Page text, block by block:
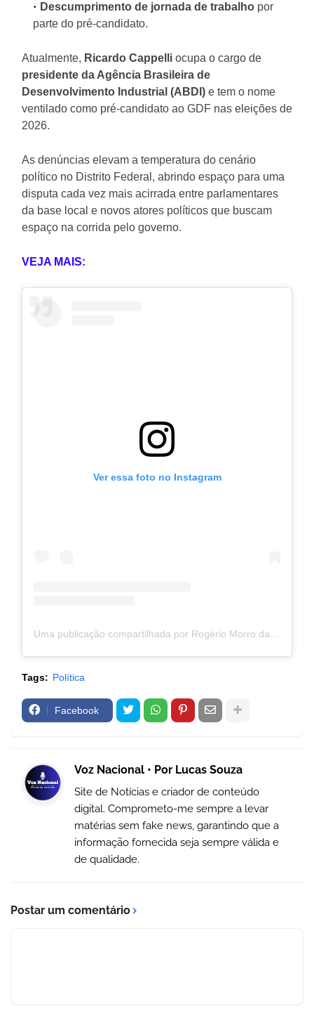
Descumprimento de jornada de trabalho por
parte do pré-candidato.
Atualmente, Ricardo Cappelli ocupa o cargo de
presidente da Agência Brasileira de
Desenvolvimento Industrial (ABDI) e tem o nome
ventilado como pré-candidato ao GDF nas eleições de
2026.
As denúncias elevam a temperatura do cenário
político no Distrito Federal, abrindo espaço para uma
disputa cada vez mais acirrada entre parlamentares
da base local e novos atores políticos que buscam
espaço na corrida pelo governo.
VEJA MAIS:
Ver essa foto no Instagram
Tags: Política
Facebook
Voz Nacional • Por Lucas Souza
Site de Notícias e criador de conteúdo
digital. Comprometo-me sempre a levar
matérias sem fake news, garantindo que a
informação fornecida seja sempre válida e
de qualidade.
Postar um comentário